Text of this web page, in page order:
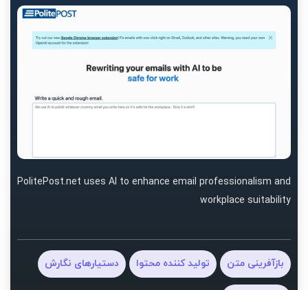
PolitePost.net uses AI to enhance email professionalism and
workplace suitability
بازآفرینی متن تولید کننده محتوا دستیارهای نگارش